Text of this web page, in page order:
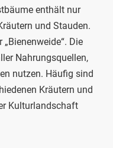
enthält nur
und Stauden.
Die
Nahrungsquellen,
nutzen. Häufig sind
Kräutern und
Kulturlandschaft